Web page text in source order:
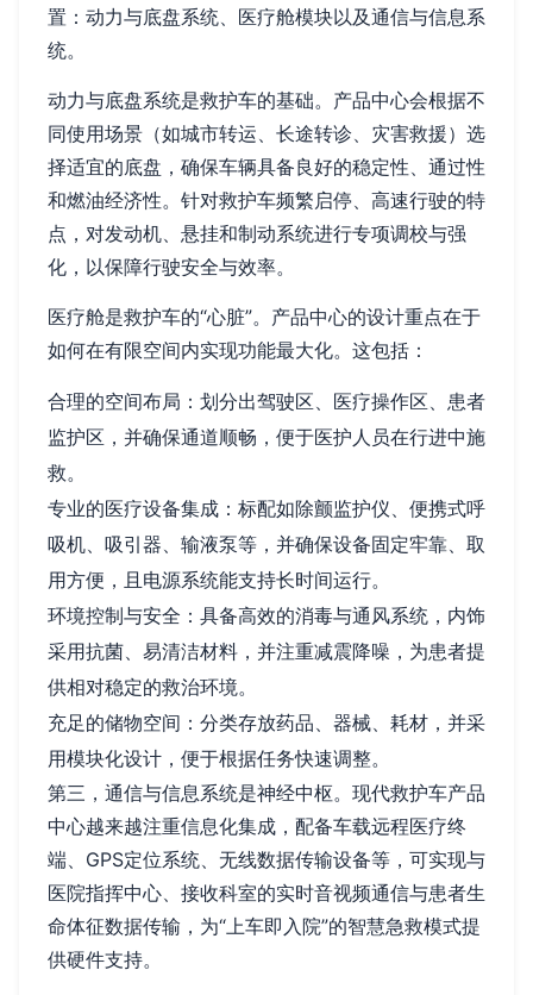
置：动力与底盘系统、医疗舱模块以及通信与信息系
统。
动力与底盘系统是救护车的基础。产品中心会根据不
同使用场景（如城市转运、长途转诊、灾害救援）选
择适宜的底盘，确保车辆具备良好的稳定性、通过性
和燃油经济性。针对救护车频繁启停、高速行驶的特
点，对发动机、悬挂和制动系统进行专项调校与强
化，以保障行驶安全与效率。
医疗舱是救护车的“心脏”。产品中心的设计重点在于
如何在有限空间内实现功能最大化。这包括：
合理的空间布局：划分出驾驶区、医疗操作区、患者
监护区，并确保通道顺畅，便于医护人员在行进中施
救。
专业的医疗设备集成：标配如除颤监护仪、便携式呼
吸机、吸引器、输液泵等，并确保设备固定牢靠、取
用方便，且电源系统能支持长时间运行。
环境控制与安全：具备高效的消毒与通风系统，内饰
采用抗菌、易清洁材料，并注重减震降噪，为患者提
供相对稳定的救治环境。
充足的储物空间：分类存放药品、器械、耗材，并采
用模块化设计，便于根据任务快速调整。
第三，通信与信息系统是神经中枢。现代救护车产品
中心越来越注重信息化集成，配备车载远程医疗终
端、GPS定位系统、无线数据传输设备等，可实现与
医院指挥中心、接收科室的实时音视频通信与患者生
命体征数据传输，为“上车即入院”的智慧急救模式提
供硬件支持。